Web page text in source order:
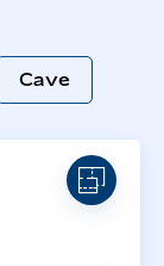
Cave